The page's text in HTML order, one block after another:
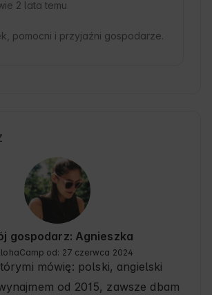
2 lata temu
pomocni i przyjaźni gospodarze.
gospodarz: Agnieszka
od: 27 czerwca 2024
mówię: polski, angielski
od 2015, zawsze dbam